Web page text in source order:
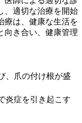
、適切な治療を開始
療は、健康な生活を
向き合い、健康管理
、爪の付け根が盛
炎症を引き起こす